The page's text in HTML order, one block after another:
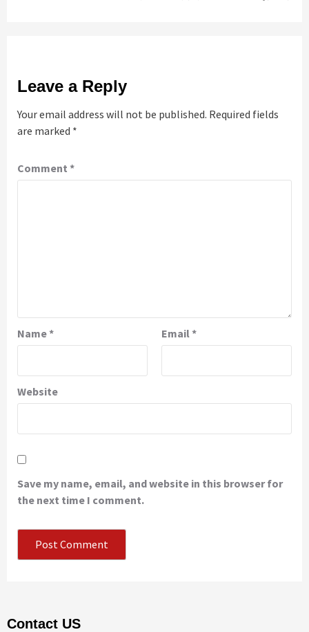
Leave a Reply
Your email address will not be published. Required fields
are marked *
Comment *
Name* Email *
Website
Save my name, email, and website in this browser for
the next time I comment.
Contact US